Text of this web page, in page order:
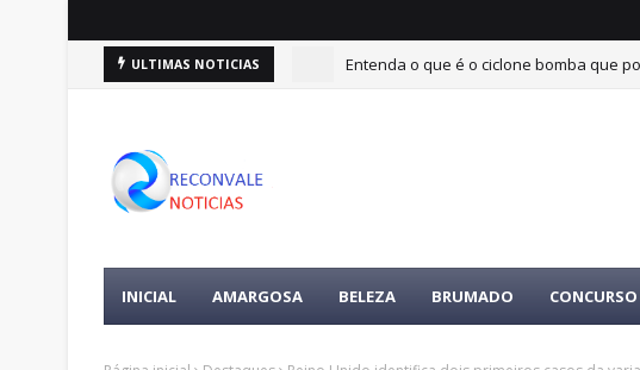
ULTIMAS NOTICIAS Entenda o que é o ciclone bomba que
INICIAL AMARGOSA BELEZA BRUMADO CONCURSO